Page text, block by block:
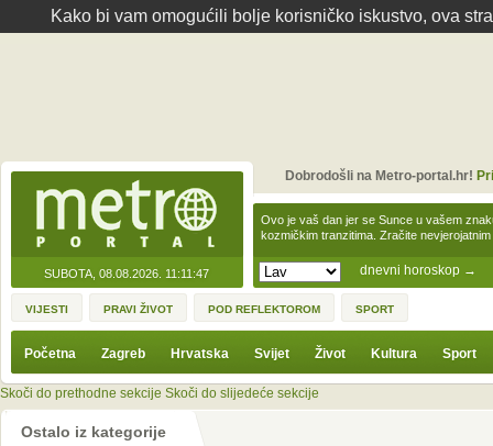
Kako bi vam omogućili bolje korisničko iskustvo, ova
SUBOTA, 08.08.2026. 11:11:47 dnevni horoskop →
Ovo je vaš dan jer se Sunce u vašem
kozmičkim tranzitima. Zračite
Dobrodošli na Metro-portal.hr!
VIJESTI PRAVI ŽIVOT POD REFLEKTOROM SPORT
Početna Zagreb Hrvatska Svijet Život Kultura Sport
Skoči do prethodne sekcije Skoči do slijedeće sekcije
Ostalo iz kategorije